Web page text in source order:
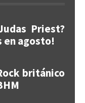
Priest?
en agosto!
británico